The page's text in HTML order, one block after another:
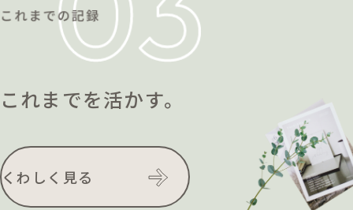
これまでを活かす。
くわしく見る